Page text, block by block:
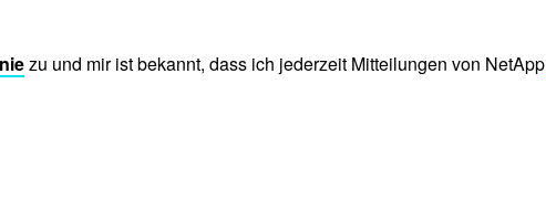
zu und mir ist bekannt, dass ich jederzeit Mitteilungen von NetApp